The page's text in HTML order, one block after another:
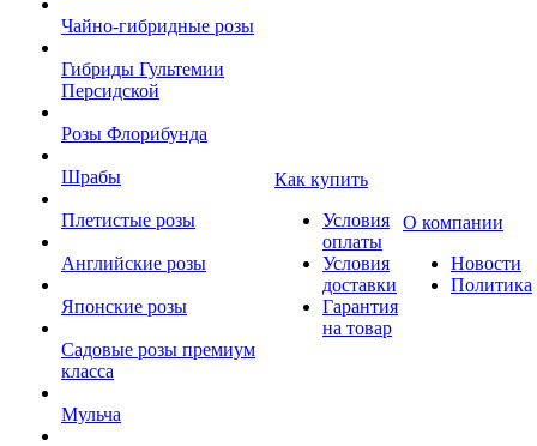
Чайно-гибридные розы
Гибриды Гультемии
Персидской
Розы Флорибунда
Шрабы
Плетистые розы
Английские розы
Японские розы
Садовые розы премиум
класса
Мульча
Как купить
Условия
оплаты
Условия
доставки
Гарантия
на товар
О компании
Новости
Политика